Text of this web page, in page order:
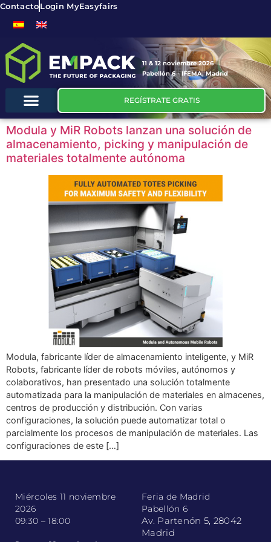
ContactoLogin MyEasyfairs
11 & 12 noviembre 2026
Pabellón 6 - IFEMA, Madrid
REGÍSTRATE GRATIS
Modula y MiR Robots lanzan una solución de
almacenamiento, picking y manipulación de
materiales totalmente autónoma
Modula, fabricante líder de almacenamiento inteligente, y MiR
Robots, fabricante líder de robots móviles, autónomos y
colaborativos, han presentado una solución totalmente
automatizada para la manipulación de materiales en almacenes,
centros de producción y distribución. Con varias
configuraciones, la solución puede automatizar total o
parcialmente los procesos de manipulación de materiales. Las
configuraciones de este […]
Miércoles 11 noviembre
2026
09:30 – 18:00
Feria de Madrid
Pabellón 6
Av. Partenón 5, 28042
Madrid